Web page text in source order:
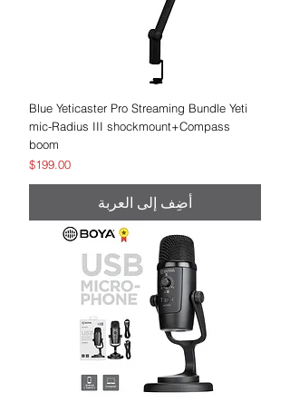
Blue Yeticaster Pro Streaming Bundle Yeti
mic-Radius III shockmount+Compass
boom
السعر
$199.00
أضِف إلى العربة